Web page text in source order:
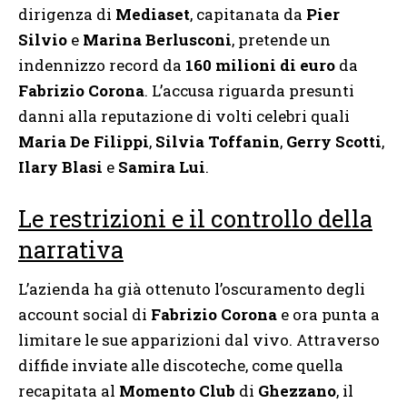
dirigenza di Mediaset, capitanata da Pier
Silvio e Marina Berlusconi, pretende un
indennizzo record da 160 milioni di euro da
Fabrizio Corona. L’accusa riguarda presunti
danni alla reputazione di volti celebri quali
Maria De Filippi, Silvia Toffanin, Gerry Scotti,
Ilary Blasi e Samira Lui.
Le restrizioni e il controllo della
narrativa
L’azienda ha già ottenuto l’oscuramento degli
account social di Fabrizio Corona e ora punta a
limitare le sue apparizioni dal vivo. Attraverso
diffide inviate alle discoteche, come quella
recapitata al Momento Club di Ghezzano, il